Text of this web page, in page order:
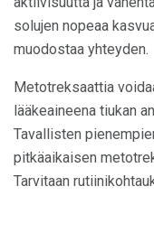
solujen nopeaa
muodostaa yhteyden.
Metotreksaattia
lääkeaineena tiukan
Tavallisten
pitkäaikaisen
Tarvitaan